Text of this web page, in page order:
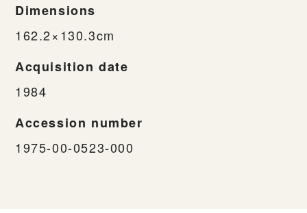
Dimensions
162.2×130.3cm
Acquisition date
1984
Accession number
1975-00-0523-000